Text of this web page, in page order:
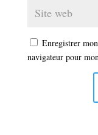
Enregistrer
navigateur pour